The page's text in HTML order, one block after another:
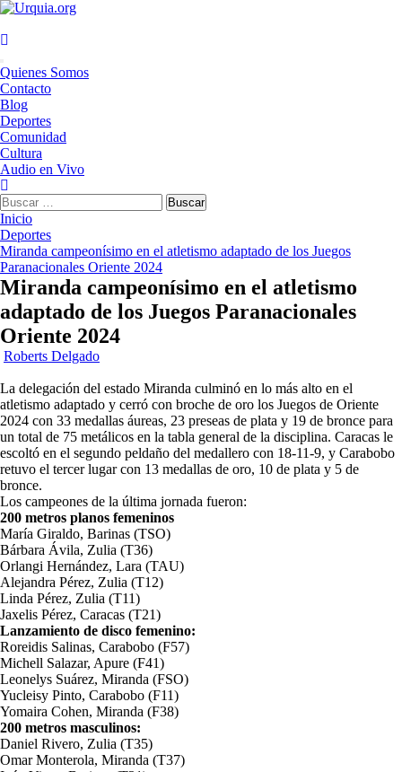
Saltar
contenido
Menú
principal
Quienes Somos
Contacto
Blog
Deportes
Comunidad
Cultura
Audio en Vivo
Buscar:
Inicio
Deportes
Miranda campeonísimo en el atletismo adaptado de los Juegos
Paranacionales Oriente 2024
Miranda campeonísimo en el atletismo
adaptado de los Juegos Paranacionales
Oriente 2024
Roberts Delgado
La delegación del estado Miranda culminó en lo más alto en el
atletismo adaptado y cerró con broche de oro los Juegos de Oriente
2024 con 33 medallas áureas, 23 preseas de plata y 19 de bronce para
un total de 75 metálicos en la tabla general de la disciplina. Caracas le
escoltó en el segundo peldaño del medallero con 18-11-9, y Carabobo
retuvo el tercer lugar con 13 medallas de oro, 10 de plata y 5 de
bronce.
Los campeones de la última jornada fueron:
200 metros planos femeninos
María Giraldo, Barinas (TSO)
Bárbara Ávila, Zulia (T36)
Orlangi Hernández, Lara (TAU)
Alejandra Pérez, Zulia (T12)
Linda Pérez, Zulia (T11)
Jaxelis Pérez, Caracas (T21)
Lanzamiento de disco femenino:
Roreidis Salinas, Carabobo (F57)
Michell Salazar, Apure (F41)
Leonelys Suárez, Miranda (FSO)
Yucleisy Pinto, Carabobo (F11)
Yomaira Cohen, Miranda (F38)
200 metros masculinos:
Daniel Rivero, Zulia (T35)
Omar Monterola, Miranda (T37)